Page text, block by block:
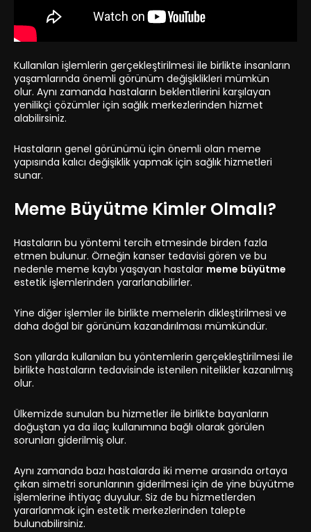
Kullanılan işlemlerin gerçekleştirilmesi ile birlikte insanların
yaşamlarında önemli görünüm değişiklikleri mümkün
olur. Aynı zamanda hastaların beklentilerini karşılayan
yenilikçi çözümler için sağlık merkezlerinden hizmet
alabilirsiniz.
Hastaların genel görünümü için önemli olan meme
yapısında kalıcı değişiklik yapmak için sağlık hizmetleri
sunar.
Meme Büyütme Kimler Olmalı?
Hastaların bu yöntemi tercih etmesinde birden fazla
etmen bulunur. Örneğin kanser tedavisi gören ve bu
nedenle meme kaybı yaşayan hastalar meme büyütme
estetik işlemlerinden yararlanabilirler.
Yine diğer işlemler ile birlikte memelerin dikleştirilmesi ve
daha doğal bir görünüm kazandırılması mümkündür.
Son yıllarda kullanılan bu yöntemlerin gerçekleştirilmesi ile
birlikte hastaların tedavisinde istenilen nitelikler kazanılmış
olur.
Ülkemizde sunulan bu hizmetler ile birlikte bayanların
doğuştan ya da ilaç kullanımına bağlı olarak görülen
sorunları giderilmiş olur.
Aynı zamanda bazı hastalarda iki meme arasında ortaya
çıkan simetri sorunlarının giderilmesi için de yine büyütme
işlemlerine ihtiyaç duyulur. Siz de bu hizmetlerden
yararlanmak için estetik merkezlerinden talepte
bulunabilirsiniz.